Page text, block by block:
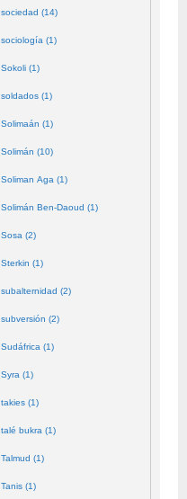
sociedad (14)
sociología (1)
Sokoli (1)
soldados (1)
Solimaán (1)
Solimán (10)
Soliman Aga (1)
Solimán Ben-Daoud (1)
Sosa (2)
Sterkin (1)
subalternidad (2)
subversión (2)
Sudáfrica (1)
Syra (1)
takies (1)
talé bukra (1)
Talmud (1)
Tanis (1)